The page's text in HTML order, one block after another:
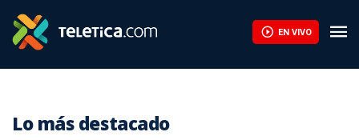
EN VIVO
Lo más destacado